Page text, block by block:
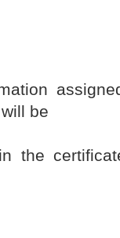
be
the